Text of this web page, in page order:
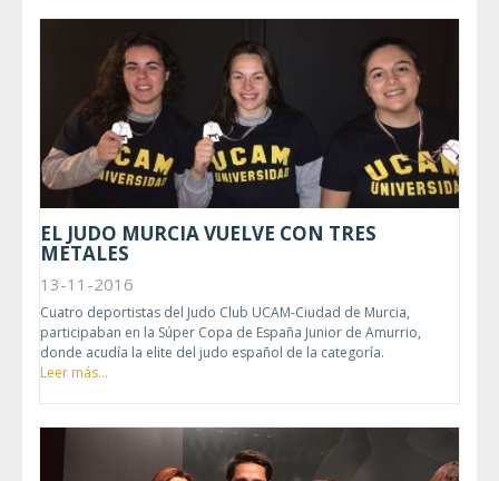
EL JUDO MURCIA VUELVE CON TRES
METALES
13-11-2016
Cuatro deportistas del Judo Club UCAM-Ciudad de Murcia,
participaban en la Súper Copa de España Junior de Amurrio,
donde acudía la elite del judo español de la categoría.
Leer más...